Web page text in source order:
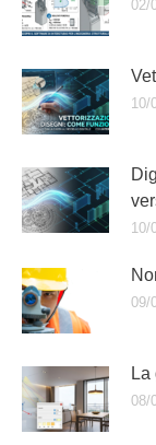
02/
10/
10/
09/
08/